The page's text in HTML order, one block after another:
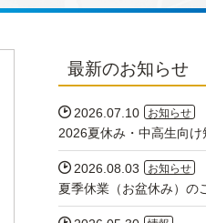
最新のお知らせ
 2026.07.10 お知らせ
2026夏休み・中高生向け
 2026.08.03 お知らせ
夏季休業（お盆休み）の